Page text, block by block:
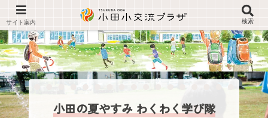
小田の夏やすみ わくわく学び隊
検索